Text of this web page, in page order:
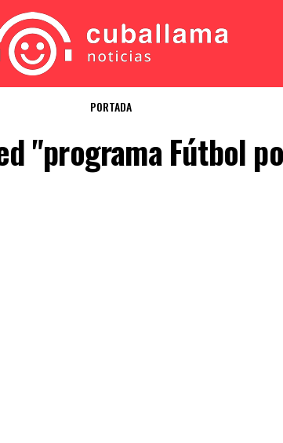
PORTADA
"programa Fútbol